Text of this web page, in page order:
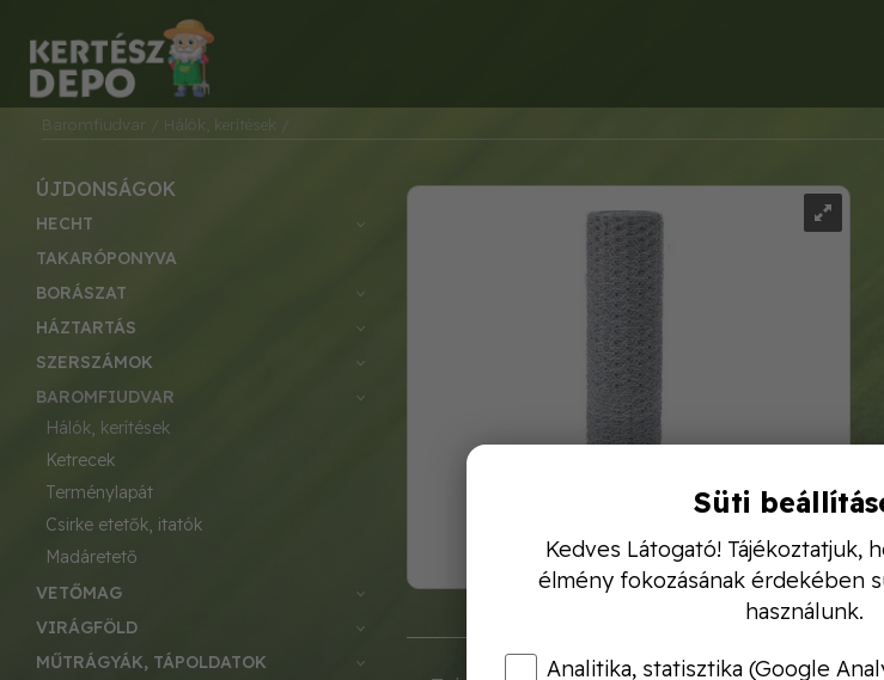
Baromfiudvar / Hálók, kerítések
ÚJDONSÁGOK
HECHT
TAKARÓPONYVA
BORÁSZAT
HÁZTARTÁS
SZERSZÁMOK
BAROMFIUDVAR
hálók, kerítések
ketrecek
terménylapát
csirke etetők, itatók
madáretető
VETŐMAG
VIRÁGFÖLD
MŰTRÁGYÁK, TÁPOLDATOK
Süti
Kedves Látogató! Tájékoztatjuk,
élmény fokozásának érdekében
használunk.
Analitika, statisztika (Google